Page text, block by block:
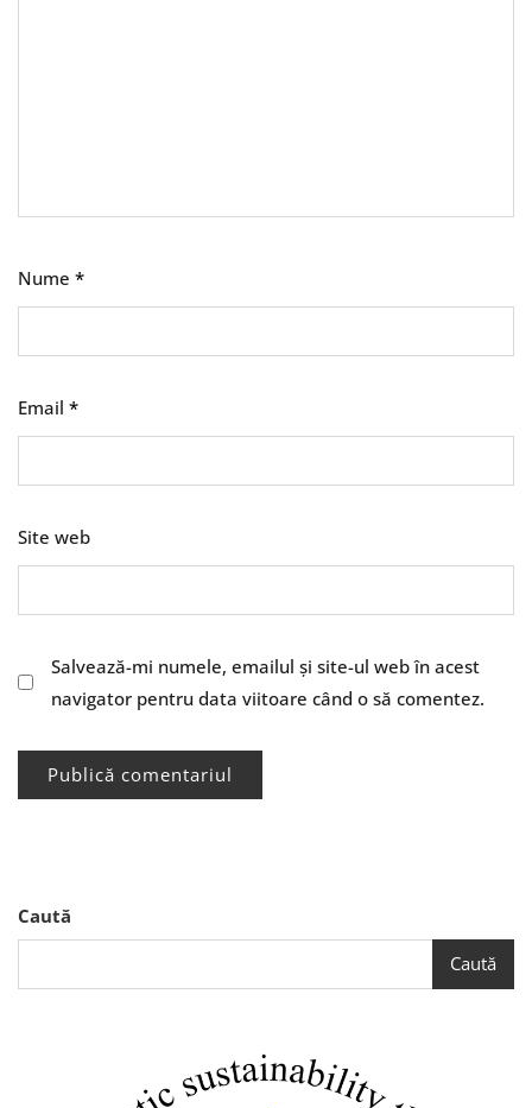
Nume *
Email *
Site web
Salvează-mi numele, emailul și site-ul web în acest
navigator pentru data viitoare când o să comentez.
Caută
Caută